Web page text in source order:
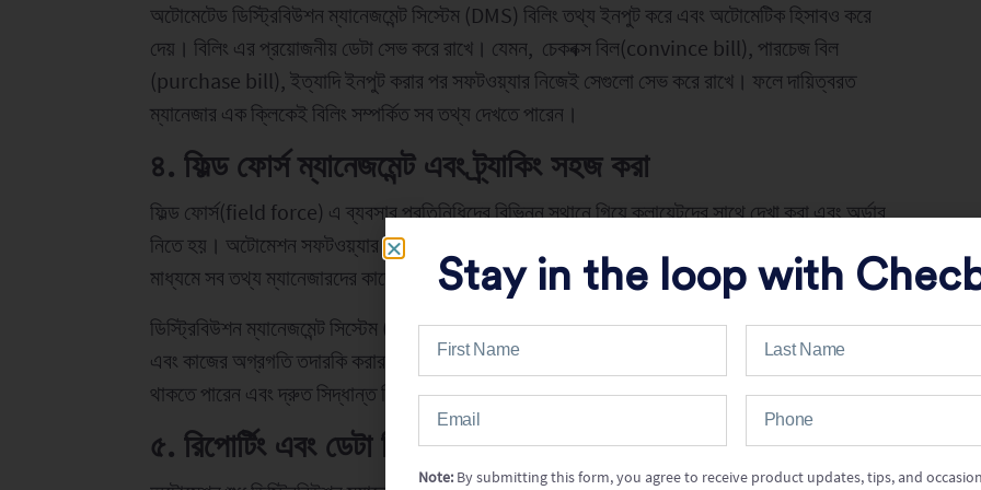
অটোমেটেড ডিস্ট্রিবিউশন ম্যানেজমেন্ট সিস্টেম (DMS) বিলিং তথ্য ইনপুট করে এবং অটোমেটিক হিসাবও করে
দেয়। বিলিং এর প্রয়োজনীয় ডেটা সেভ করে রাখে। যেমন, চেকবক্স বিল(convince bill), পারচেজ বিল
(purchase bill), ইত্যাদি ইনপুট করার পর সফটওয়্যার নিজেই সেগুলো সেভ করে রাখে। ফলে দায়িত্বরত
ম্যানেজার এক ক্লিকেই বিলিং সম্পর্কিত সব তথ্য দেখতে পারেন।
৪. ফিল্ড ফোর্স ম্যানেজমেন্ট এবং ট্র্যাকিং সহজ করা
ফিল্ড ফোর্স(field force) এ ব্যবসার প্রতিনিধিদের বিভিন্ন স্থানে গিয়ে ক্লায়েন্টদের সাথে দেখা করা এবং অর্ডার
নিতে হয়। অটোমেশন সফটওয়্যার ফিল্ড ফোর্স ট্র্যাকিংকে সহজ ও কার্যকর করে তোলে। ফিল্ড ফোর্স ট্র্যাকিংয়ের
মাধ্যমে সব তথ্য ম্যানেজারদের কাছে পৌঁছে দেয়।
ডিস্ট্রিবিউশন ম্যানেজমেন্ট সিস্টেম (DMS) সফটওয়্যারটি ফিল্ড প্রতিনিধিদের রিয়েল-টাইম লোকেশন, উপস্থিতি,
এবং কাজের অগ্রগতি তদারকি করার সুযোগ দেয়। এতে করে ম্যানেজাররা সহজেই দলের কার্যক্রম সম্পর্কে আপডেট
থাকতে পারেন এবং দ্রুত সিদ্ধান্ত নিতে সক্ষম হন, যা ব্যবসার সামগ্রিক দক্ষতা এবং সাফল্যকে ত্বরান্বিত করে।
৫. রিপোর্টিং এবং ডেটা বিশ্লেষণ
Stay in the loop with
Note: By submitting this form, you agree to receive product updates, tips, and